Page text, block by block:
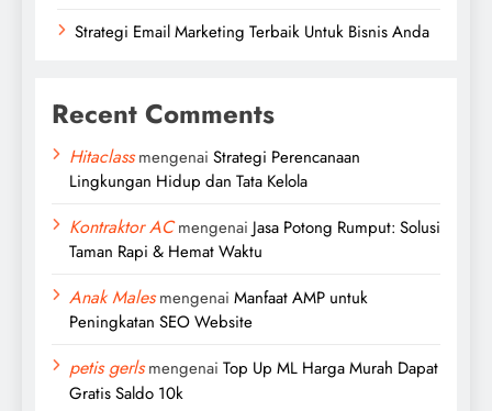
Strategi Email Marketing Terbaik Untuk Bisnis Anda
Recent Comments
Hitaclassmengenai Strategi Perencanaan
Lingkungan Hidup dan Tata Kelola
Kontraktor ACmengenai Jasa Potong Rumput: Solusi
Taman Rapi & Hemat Waktu
Anak Malesmengenai Manfaat AMP untuk
Peningkatan SEO Website
petis gerlsmengenai Top Up ML Harga Murah Dapat
Gratis Saldo 10k